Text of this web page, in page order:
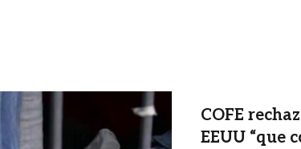
COFE
EEUU “que